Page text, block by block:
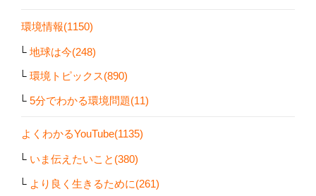
環境情報(1150)
地球は今(248)
環境トピックス(890)
5分でわかる環境問題(11)
よくわかるYouTube(1135)
いま伝えたいこと(380)
より良く生きるために(261)